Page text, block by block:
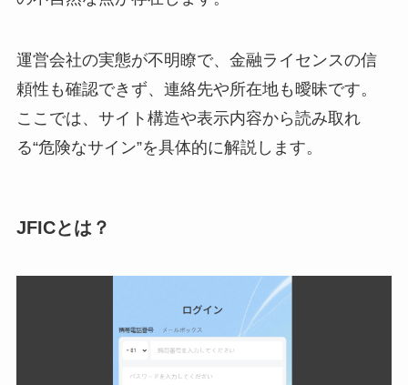
運営会社の実態が不明瞭で、金融ライセンスの信
頼性も確認できず、連絡先や所在地も曖昧です。
ここでは、サイト構造や表示内容から読み取れ
る“危険なサイン”を具体的に解説します。
JFICとは？